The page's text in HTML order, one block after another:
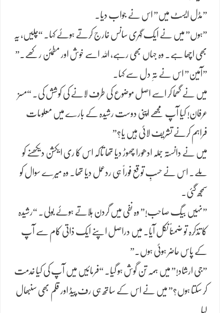
​”مڈل ایسٹ میں” اس نے جواب دیا۔
​”ہوں” میں نے ایک گہری سانس خارج کرتے ہوئے کہا۔ “چلیں، یہ
بھی اچھا ہے۔ وہ جہاں بھی رہے، اللہ اسے خوش اور مطمئن رکھے۔”
​”آمین” اس نے تہِ دل سے کہا۔
​میں نے گھما کر اسے اصل موضوع کی طرف لانے کی کوشش کی۔ “مسز
عرفان! کیا آپ مجھے اپنی دوست رشیدہ کے بارے میں معلومات
فراہم کرنے تشریف لائی ہیں یا؟”
​میں نے دانستہ جملہ ادھورا چھوڑ دیا تھا تاکہ اس کا ری ایکشن دیکھنے کو
ملے۔ اس نے حسبِ توقع فوراً ہی ردعمل دیا تھا۔ وہ میرے سوال کو
سمجھ گئی۔
​”نہیں بیگ صاحب!” وہ نفی میں گردن ہلاتے ہوئے بولی۔ “رشیدہ
کا تذکرہ تو ضمناً نکل آیا۔ میں دراصل اپنے ایک ذاتی کام سے آپ
کے پاس حاضر ہوئی ہوں۔”
​”جی ارشاد!” میں ہمہ تن گوش ہو گیا۔ “فرمائیں میں آپ کی کیا خدمت
کر سکتا ہوں؟” میں نے اس کے ساتھ ہی رف پیڈ اور قلم بھی سنبھال
لیا۔